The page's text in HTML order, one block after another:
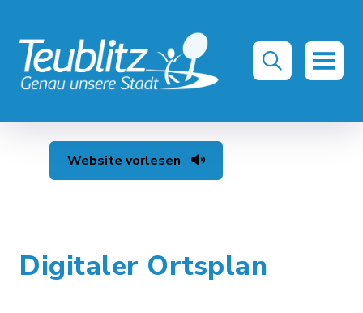
Website vorlesen
Digitaler Ortsplan